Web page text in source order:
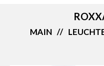
MAIN